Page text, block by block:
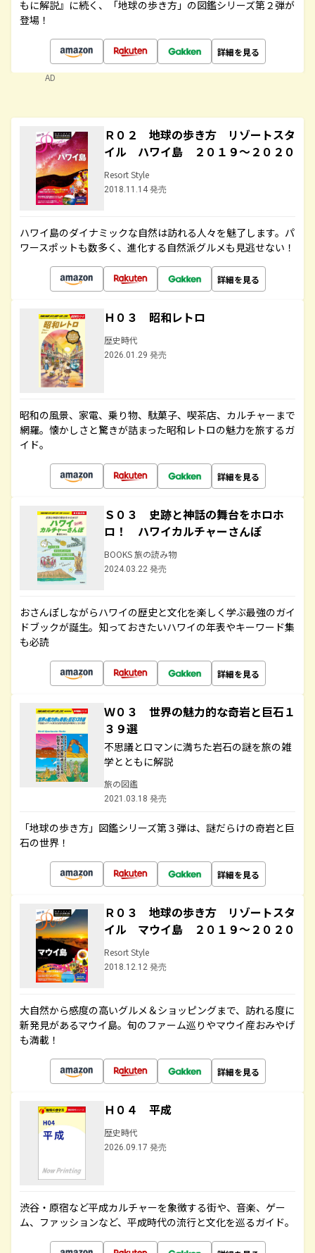
もに解説』に続く、「地球の歩き方」の図鑑シリーズ第２弾が
登場！
詳細を見る
AD
Ｒ０２ 地球の歩き方 リゾートスタ
イル ハワイ島 ２０１９～２０２０
Resort Style
2018.11.14 発売
ハワイ島のダイナミックな自然は訪れる人々を魅了します。パ
ワースポットも数多く、進化する自然派グルメも見逃せない！
詳細を見る
Ｈ０３ 昭和レトロ
歴史時代
2026.01.29 発売
昭和の風景、家電、乗り物、駄菓子、喫茶店、カルチャーまで
網羅。懐かしさと驚きが詰まった昭和レトロの魅力を旅するガ
イド。
詳細を見る
Ｓ０３ 史跡と神話の舞台をホロホ
ロ！ ハワイカルチャーさんぽ
BOOKS 旅の読み物
2024.03.22 発売
おさんぽしながらハワイの歴史と文化を楽しく学ぶ最強のガイ
ドブックが誕生。知っておきたいハワイの年表やキーワード集
も必読
詳細を見る
Ｗ０３ 世界の魅力的な奇岩と巨石１
３９選
不思議とロマンに満ちた岩石の謎を旅の雑
学とともに解説
旅の図鑑
2021.03.18 発売
「地球の歩き方」図鑑シリーズ第３弾は、謎だらけの奇岩と巨
石の世界！
詳細を見る
Ｒ０３ 地球の歩き方 リゾートスタ
イル マウイ島 ２０１９～２０２０
Resort Style
2018.12.12 発売
大自然から感度の高いグルメ＆ショッピングまで、訪れる度に
新発見があるマウイ島。旬のファーム巡りやマウイ産おみやげ
も満載！
詳細を見る
Ｈ０４ 平成
歴史時代
2026.09.17 発売
渋谷・原宿など平成カルチャーを象徴する街や、音楽、ゲー
ム、ファッションなど、平成時代の流行と文化を巡るガイド。